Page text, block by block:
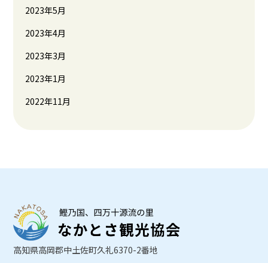
2023年5月
2023年4月
2023年3月
2023年1月
2022年11月
高知県高岡郡中土佐町久礼6370-2番地